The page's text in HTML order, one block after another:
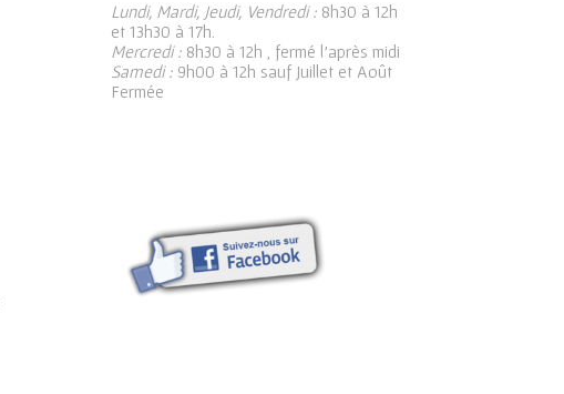
Lundi, Mardi, Jeudi, Vendredi :8h30 à 12h
et 13h30 à 17h.
Mercredi :8h30 à 12h , fermé l’après midi
Samedi :9h00 à 12h sauf Juillet et Août
Fermée